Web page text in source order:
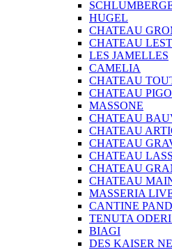
HUGEL
CHATEAU
CHATEAU
LES JAMELLES
CAMELIA
CHATEAU
CHATEAU
MASSONE
CHATEAU
CHATEAU
CHATEAU
CHATEAU
CHATEAU
CHATEAU
MASSERIA
CANTINE
TENUTA
BIAGI
DES KAISER